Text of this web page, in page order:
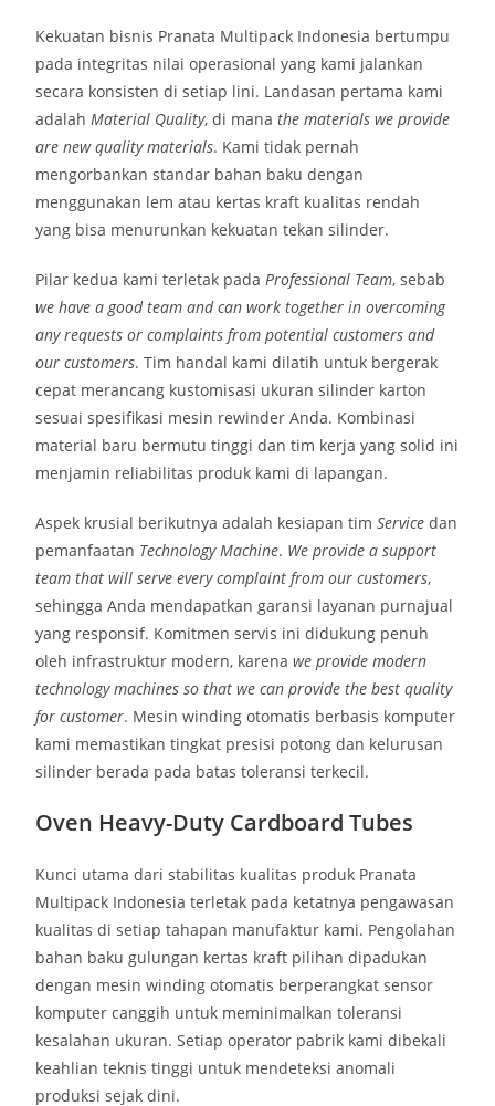
Kekuatan bisnis Pranata Multipack Indonesia bertumpu
pada integritas nilai operasional yang kami jalankan
secara konsisten di setiap lini. Landasan pertama kami
adalah Material Quality, di manathe materials we provide
are new quality materials. Kami tidak pernah
mengorbankan standar bahan baku dengan
menggunakan lem atau kertas kraft kualitas rendah
yang bisa menurunkan kekuatan tekan silinder.
Pilar kedua kami terletak pada Professional Team, sebab
we have a good team and can work together in overcoming
any requests or complaints from potential customers and
our customers. Tim handal kami dilatih untuk bergerak
cepat merancang kustomisasi ukuran silinder karton
sesuai spesifikasi mesin rewinder Anda. Kombinasi
material baru bermutu tinggi dan tim kerja yang solid ini
menjamin reliabilitas produk kami di lapangan.
Aspek krusial berikutnya adalah kesiapan timService dan
pemanfaatan Technology Machine. We provide a support
team that will serve every complaint from our customers,
sehingga Anda mendapatkan garansi layanan purnajual
yang responsif. Komitmen servis ini didukung penuh
oleh infrastruktur modern, karenawe provide modern
technology machines so that we can provide the best quality
for customer. Mesin winding otomatis berbasis komputer
kami memastikan tingkat presisi potong dan kelurusan
silinder berada pada batas toleransi terkecil.
Oven Heavy-Duty Cardboard Tubes
Kunci utama dari stabilitas kualitas produk Pranata
Multipack Indonesia terletak pada ketatnya pengawasan
kualitas di setiap tahapan manufaktur kami. Pengolahan
bahan baku gulungan kertas kraft pilihan dipadukan
dengan mesin winding otomatis berperangkat sensor
komputer canggih untuk meminimalkan toleransi
kesalahan ukuran. Setiap operator pabrik kami dibekali
keahlian teknis tinggi untuk mendeteksi anomali
produksi sejak dini.